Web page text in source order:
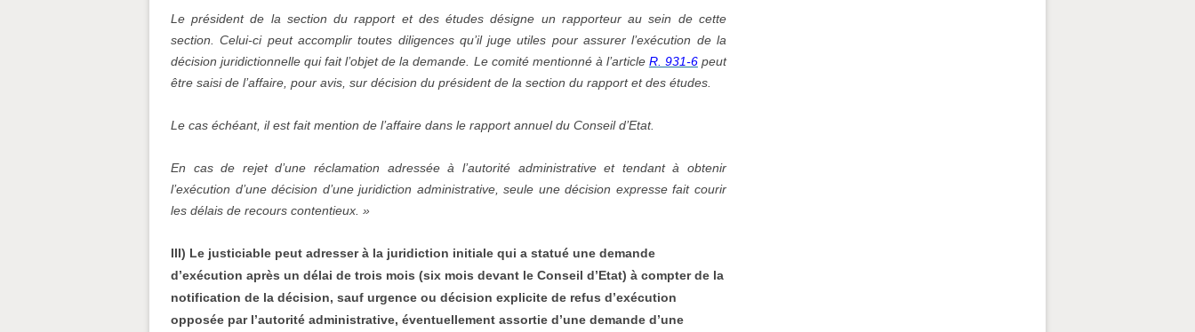
Le président de la section du rapport et des études désigne un rapporteur au sein de cette
section. Celui-ci peut accomplir toutes diligences qu’il juge utiles pour assurer l’exécution de la
décision juridictionnelle qui fait l’objet de la demande. Le comité mentionné à l’article R. 931-6peut
être saisi de l’affaire, pour avis, sur décision du président de la section du rapport et des études.
Le cas échéant, il est fait mention de l’affaire dans le rapport annuel du Conseil d’Etat.
En cas de rejet d’une réclamation adressée à l’autorité administrative et tendant à obtenir
l’exécution d’une décision d’une juridiction administrative, seule une décision expresse fait courir
les délais de recours contentieux. »
III) Le justiciable peut adresser à la juridiction initiale qui a statué une demande
d’exécution après un délai de trois mois (six mois devant le Conseil d’Etat) à compter de la
notification de la décision, sauf urgence ou décision explicite de refus d’exécution
opposée par l’autorité administrative, éventuellement assortie d’une demande d’une